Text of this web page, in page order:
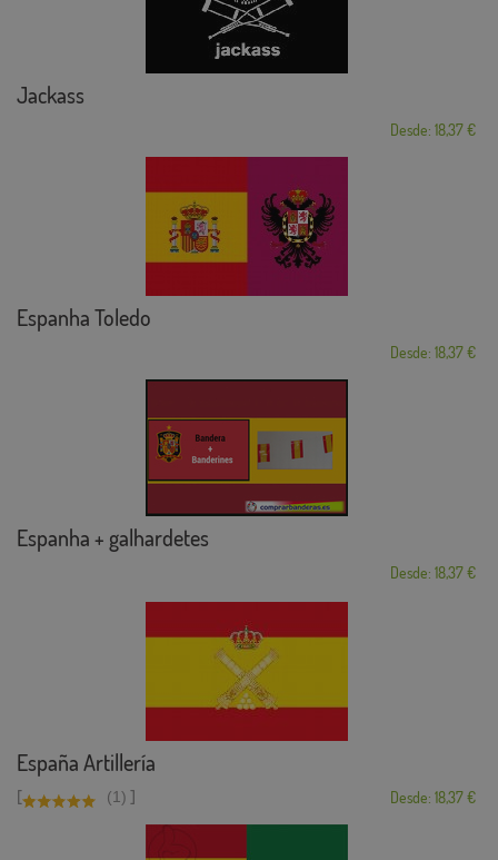
Jackass
Desde: 18,37 €
Espanha Toledo
Desde: 18,37 €
Espanha + galhardetes
Desde: 18,37 €
España Artillería
[ (1) ] Desde: 18,37 €